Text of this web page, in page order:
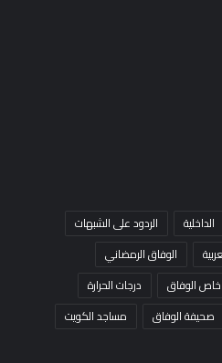
الداخلية
الردود على الشبهات
الوفاق الرمضاني
خاص الوفاق
درجات الحرارة
صحيفة الوفاق
مساجد الكويت